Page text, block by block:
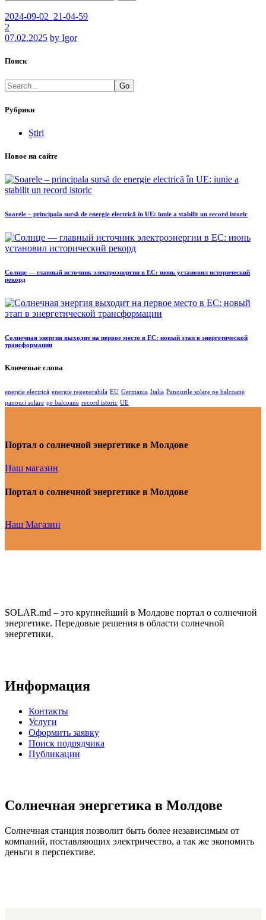
2024-09-02_21-04-59
2
07.02.2025 by Igor
Поиск
Go
Рубрики
Știri
Новое на сайте
Soarele – principala sursă de energie electrică în UE: iunie a stabilit un record istoric
Солнце — главный источник электроэнергии в ЕС: июнь установил исторический
рекорд
Солнечная энергия выходит на первое место в ЕС: новый этап в энергетической
трансформации
Ключевые слова
energie electrică energie regenerabila EU Germania Italia Panourile solare pe balcoane
panouri solare pe balcoane record istoric UE
Портал о солнечной энергетике в Молдове
Наш магазин
Портал о солнечной энергетике в Молдове
Наш Магазин
SOLAR.md – это крупнейший в Молдове портал о солнечной
энергетике. Передовые решения в области солнечной
энергетики.
Информация
Контакты
Услуги
Оформить заявку
Поиск подрядчика
Публикации
Солнечная энергетика в Молдове
Солнечная станция позволит быть более независимым от
компаний, поставляющих электричество, а так же экономить
деньги в перспективе.